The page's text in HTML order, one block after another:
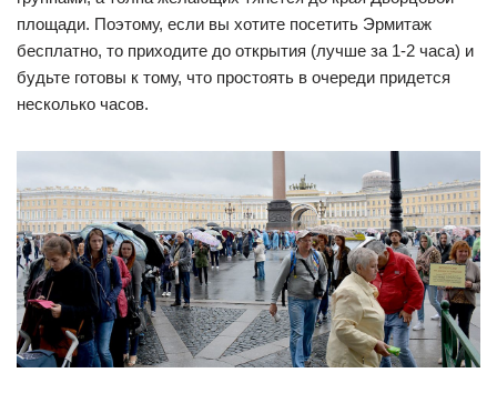
площади. Поэтому, если вы хотите посетить Эрмитаж
бесплатно, то приходите до открытия (лучше за 1-2 часа) и
будьте готовы к тому, что простоять в очереди придется
несколько часов.